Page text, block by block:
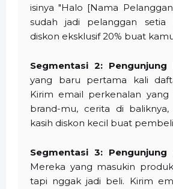
isinya "Halo [Nama
sudah jadi pelanggan setia
diskon eksklusif 20% buat
Segmentasi 2: Pengunjung
yang baru pertama kali
Kirim email perkenalan yang
brand-mu, cerita di
kasih diskon kecil buat
Segmentasi 3: Pengunjung
Mereka yang masukin
tapi nggak jadi beli. Kirim